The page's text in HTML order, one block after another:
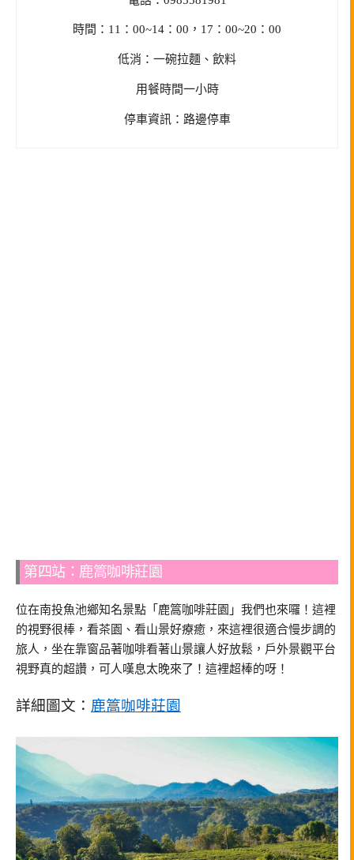
時間：11：00~14：00，17：00~20：00
低消：一碗拉麵、飲料
用餐時間一小時
停車資訊：路邊停車
第四站：鹿篙咖啡莊園
位在南投魚池鄉知名景點「鹿篙咖啡莊園」我們也來囉！這裡
的視野很棒，看茶園、看山景好療癒，來這裡很適合慢步調的
旅人，坐在靠窗品著咖啡看著山景讓人好放鬆，戶外景觀平台
視野真的超讚，可人嘆息太晚來了！這裡超棒的呀！
詳細圖文： 鹿篙咖啡莊園